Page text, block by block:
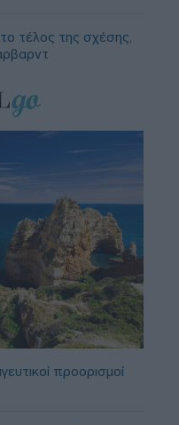
τέλος της σχέσης,
προορισμοί